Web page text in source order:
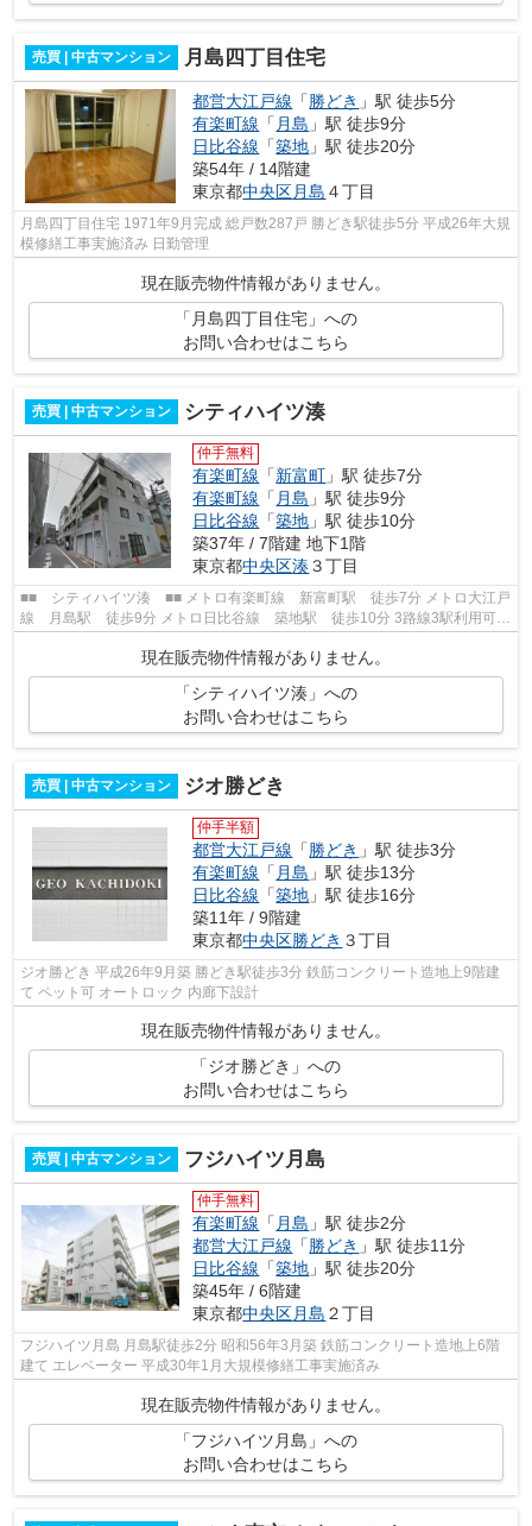
売買 | 中古マンション 月島四丁目住宅
都営大江戸線 「 勝どき 」駅 徒歩5分
有楽町線 「 月島 」駅 徒歩9分
日比谷線 「築地 」駅 徒歩20分
築54年 / 14階建
東京都中央区月島 ４丁目
月島四丁目住宅 1971年9月完成 総戸数287戸 勝どき駅徒歩5分 平成26年大規
模修繕工事実施済み 日勤管理
現在販売物件情報がありません。
「月島四丁目住宅」への
お問い合わせはこちら
売買 | 中古マンション シティハイツ湊
仲手無料
有楽町線 「新富町 」駅 徒歩7分
有楽町線 「 月島 」駅 徒歩9分
日比谷線 「築地 」駅 徒歩10分
築37年 / 7階建 地下1階
東京都中央区湊３丁目
■■ シティハイツ湊 ■■ メトロ有楽町線 新富町駅 徒歩7分 メトロ大江戸
線 月島駅 徒歩9分 メトロ日比谷線 築地駅 徒歩10分 3路線3駅利用可能
現在販売物件情報がありません。
「シティハイツ湊」への
お問い合わせはこちら
売買 | 中古マンション ジオ勝どき
仲手半額
都営大江戸線 「勝どき 」駅 徒歩3分
有楽町線 「 月島 」駅 徒歩13分
日比谷線 「築地 」駅 徒歩16分
築11年 / 9階建
東京都中央区勝どき ３丁目
ジオ勝どき 平成26年9月築 勝どき駅徒歩3分 鉄筋コンクリート造地上9階建
て ペット可 オートロック 内廊下設計
現在販売物件情報がありません。
「ジオ勝どき」への
お問い合わせはこちら
売買 | 中古マンション フジハイツ月島
仲手無料
有楽町線 「 月島 」駅 徒歩2分
都営大江戸線 「 勝どき 」駅 徒歩11分
日比谷線 「築地 」駅 徒歩20分
築45年 / 6階建
東京都中央区月島 ２丁目
フジハイツ月島 月島駅徒歩2分 昭和56年3月築 鉄筋コンクリート造地上6階
建て エレベーター 平成30年1月大規模修繕工事実施済み
現在販売物件情報がありません。
「フジハイツ月島」への
お問い合わせはこちら